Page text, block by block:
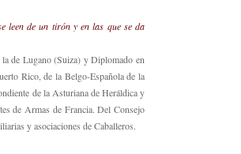
leen de un tirón y en las que se da
de Lugano (Suiza) y Diplomado en
Rico, de la Belgo-Española de la
de la Asturiana de Heráldica y
de Armas de Francia. Del Consejo
y asociaciones de Caballeros.